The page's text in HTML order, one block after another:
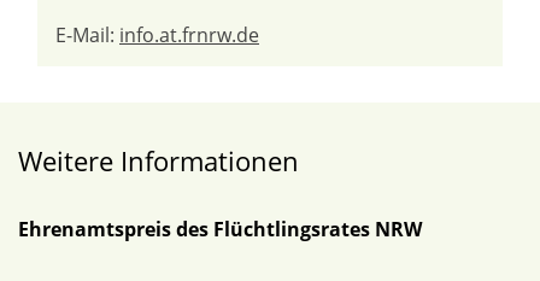
E-Mail: info.at.frnrw.de
Weitere Informationen
Ehrenamtspreis des Flüchtlingsrates NRW